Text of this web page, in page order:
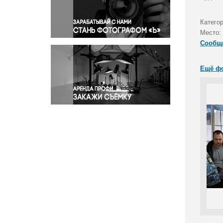
Правосудие
Происшествия и конфликты
Религия
Светская жизнь
Спорт
Экология
Экономика и бизнес
Место:
Ещё